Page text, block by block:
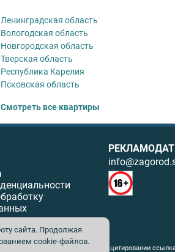
Ленинградская область
Вологодская область
Новгородская область
Тверская область
Республика Карелия
Псковская область
Смотреть все квартиры
письменного разрешения. При цитировании
сайта. Продолжая
cookie-файлов.